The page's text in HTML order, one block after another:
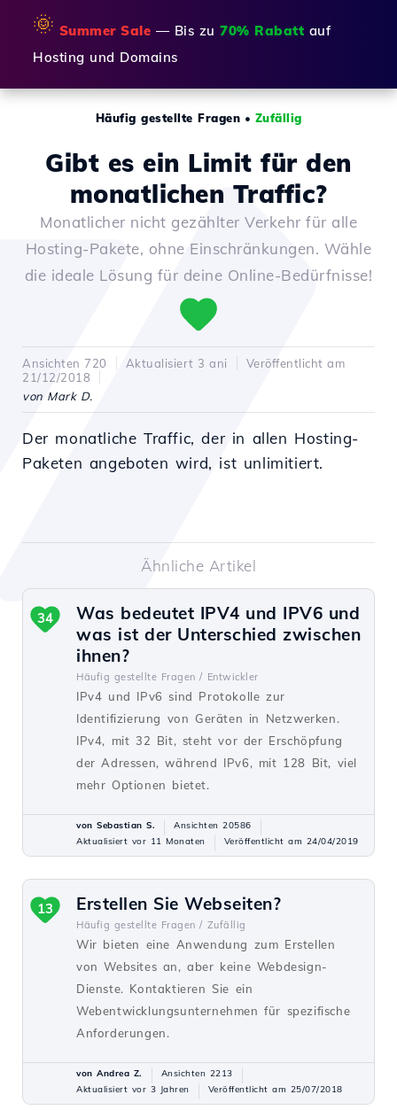
🌞 Summer Sale — Bis zu 70% Rabatt auf
Hosting und Domains
Häufig gestellte Fragen • Zufällig
Gibt es ein Limit für den
monatlichen Traffic?
Monatlicher nicht gezählter Verkehr für alle
Hosting-Pakete, ohne Einschränkungen. Wähle
die ideale Lösung für deine Online-Bedürfnisse!
Ansichten 720 Aktualisiert 3 ani
Veröffentlicht am
21/12/2018
von Mark D.
Der monatliche Traffic, der in allen Hosting-
Paketen angeboten wird, ist unlimitiert.
Ähnliche Artikel
Was bedeutet IPV4 und IPV6 und
was ist der Unterschied zwischen
ihnen?
Häufig gestellte Fragen / Entwickler
IPv4 und IPv6 sind Protokolle zur
Identifizierung von Geräten in Netzwerken.
IPv4, mit 32 Bit, steht vor der Erschöpfung
der Adressen, während IPv6, mit 128 Bit, viel
mehr Optionen bietet.
34
von Sebastian S.
Ansichten 20586
Aktualisiert vor 11 Monaten
Veröffentlicht am 24/04/2019
Erstellen Sie Webseiten?
Häufig gestellte Fragen / Zufällig
Wir bieten eine Anwendung zum Erstellen
von Websites an, aber keine Webdesign-
Dienste. Kontaktieren Sie ein
Webentwicklungsunternehmen für spezifische
Anforderungen.
13
von Andrea Z.
Ansichten 2213
Aktualisiert vor 3 Jahren
Veröffentlicht am 25/07/2018